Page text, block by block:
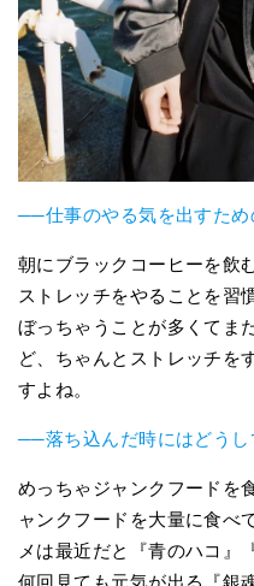
──仕事のやる気を出すため
朝にブラックコーヒーを
ストレッチをやることを習
ぼっちゃうことが多くてま
ど、ちゃんとストレッチを
すよね。
──落ち込んだ時にはどうし
めっちゃジャンクフード
ャンクフードを大量に食べ
メは最近だと『青のハコ』
何回見ても元気が出る『銀